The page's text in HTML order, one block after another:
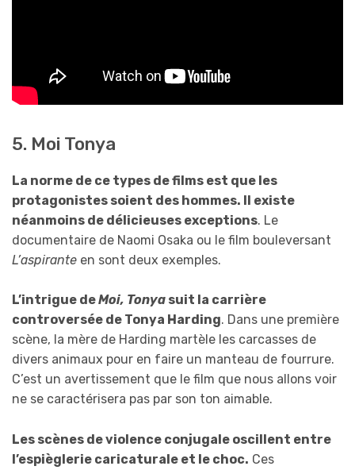
5. Moi Tonya
La norme de ce types de films est que les
protagonistes soient des hommes. Il existe
néanmoins de délicieuses exceptions. Le
documentaire de Naomi Osaka ou le film bouleversant
L’aspirante en sont deux exemples.
L’intrigue deMoi, Tonya suit la carrière
controversée de Tonya Harding. Dans une première
scène, la mère de Harding martèle les carcasses de
divers animaux pour en faire un manteau de fourrure.
C’est un avertissement que le film que nous allons voir
ne se caractérisera pas par son ton aimable.
Les scènes de violence conjugale oscillent entre
l’espièglerie caricaturale et le choc. Ces